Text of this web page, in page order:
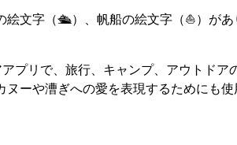
絵文字（🛳️）、帆船の絵文字（⛵）が
プリで、旅行、キャンプ、アウトドア
ーや漕ぎへの愛を表現するためにも使